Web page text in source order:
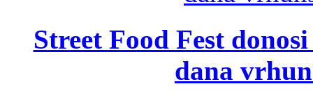
Street Food Fest
dana